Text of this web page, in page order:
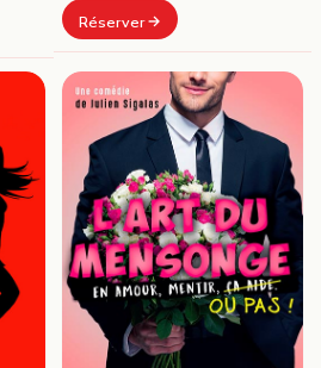
Réserver